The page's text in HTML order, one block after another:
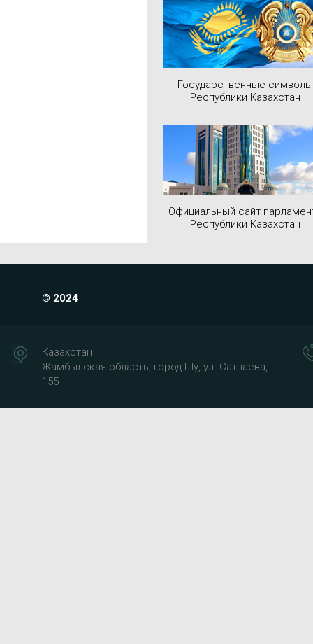
Государственные символы
Республики Казахстан
Официальный сайт
Республики Казахстан
© 2024
Казахстан
Жамбылская область, город Шу, ул. Сатпаева,
155